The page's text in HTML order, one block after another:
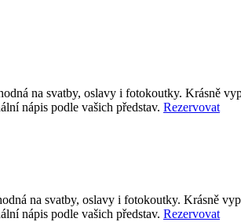
na svatby, oslavy i fotokoutky. Krásně
nápis podle vašich představ. Rezervovat
na svatby, oslavy i fotokoutky. Krásně
nápis podle vašich představ. Rezervovat